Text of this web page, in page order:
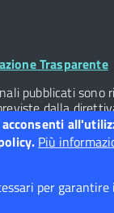
Trasparente
pubblicati sono
dalla
2006
Più
per